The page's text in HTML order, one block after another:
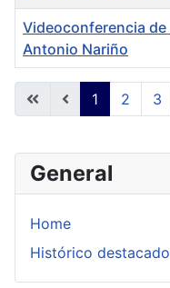
General
Home
Histórico
Articles
Videoconferencia
Antonio Nariño
1 2 3